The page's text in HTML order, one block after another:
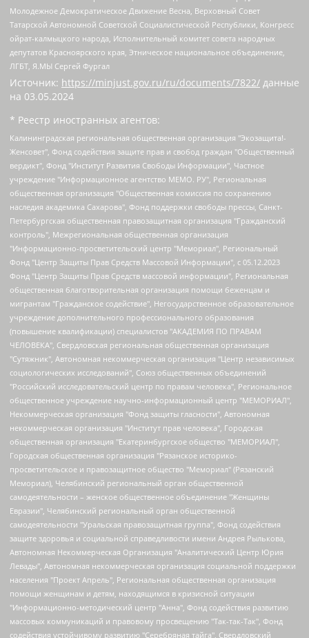
Молодежное Демократическое Движение Весна, Верховный Совет
Татарской Автономной Советской Социалистической Республики, Конгресс
ойрат-калмыцкого народа, Исполнительный комитет совета народных
депутатов Красноярского края, Этническое национальное объединение,
ЛГБТ, Я.МЫ Сергей Фургал
Источник: https://minjust.gov.ru/ru/documents/7822/ данные
на 03.05.2024
* Реестр иностранных агентов:
Калининградская региональная общественная организация "Экозащита!-Женсовет", Фонд содействия защите прав и свобод граждан "Общественный вердикт", Фонд "Институт Развития Свободы Информации", Частное учреждение "Информационное агентство МЕМО. РУ", Региональная общественная организация "Общественная комиссия по сохранению наследия академика Сахарова", Фонд поддержки свободы прессы, Санкт-Петербургская общественная правозащитная организация "Гражданский контроль", Межрегиональная общественная организация "Информационно-просветительский центр "Мемориал", Региональный Фонд "Центр Защиты Прав Средств Массовой Информации", с 05.12.2023 Фонд "Центр Защиты Прав Средств массовой информации", Региональная общественная благотворительная организация помощи беженцам и мигрантам "Гражданское содействие", Негосударственное образовательное учреждение дополнительного профессионального образования (повышение квалификации) специалистов "АКАДЕМИЯ ПО ПРАВАМ ЧЕЛОВЕКА", Свердловская региональная общественная организация "Сутяжник", Автономная некоммерческая организация "Центр независимых социологических исследований", Союз общественных объединений "Российский исследовательский центр по правам человека", Региональное общественное учреждение научно-информационный центр "МЕМОРИАЛ", Некоммерческая организация "Фонд защиты гласности", Автономная некоммерческая организация "Институт прав человека", Городская общественная организация "Екатеринбургское общество "МЕМОРИАЛ", Городская общественная организация "Рязанское историко-просветительское и правозащитное общество "Мемориал" (Рязанский Мемориал), Челябинский региональный орган общественной самодеятельности – женское общественное объединение "Женщины Евразии", Челябинский региональный орган общественной самодеятельности "Уральская правозащитная группа", Фонд содействия защите здоровья и социальной справедливости имени Андрея Рылькова, Автономная Некоммерческая Организация "Аналитический Центр Юрия Левады", Автономная некоммерческая организация социальной поддержки населения "Проект Апрель", Региональная общественная организация помощи женщинам и детям, находящимся в кризисной ситуации "Информационно-методический центр "Анна", Фонд содействия развитию массовых коммуникаций и правовому просвещению "Так-так-Так", Фонд содействия устойчивому развитию "Серебряная тайга", Свердловский региональный общественный фонд социальных проектов "Новое время", "Idel.Реалии", Кавказ.Реалии, Крым.Реалии, Телеканал Настоящее Время, Татаро-башкирская служба Радио Свобода (Azatliq Radiosi), Радио Свободная Европа/Радио Свобода (PCE/PC), "Сибирь.Реалии", "Фактограф", Благотворительный фонд помощи осужденным и их семьям, Автономная некоммерческая организация "Институт глобализации и социальных движений", Фонд "В защиту прав заключенных", Частное учреждение "Центр поддержки и содействия развитию средств массовой информации", Пензенский региональный общественный благотворительный фонд "Гражданский союз", "Север.Реалии", Некоммерческая организация Фонд "Правовая инициатива", Общество с ограниченной ответственностью "Радио Свободная Европа/Радио Свобода", Чешское информационное агентство "MEDIUM-ORIENT", Красноярская региональная общественная организация "Мы против СПИДа", Камалягин Денис Николаевич, Маркелов Сергей Евгеньевич, Пономарев Лев Александрович, Савицкая Людмила Алексеевна, Автономная некоммерческая организация "Центр по работе с проблемой насилия "НАСИЛИЮ.НЕТ", Межрегиональный профессиональный союз работников здравоохранения "Альянс врачей", Юридическое лицо, зарегистрированное в Латвийской Республике, SIA "Medusa Project" (регистрационный номер 40103797863, дата регистрации 10.06.2014), Некоммерческая организация "Фонд по борьбе с коррупцией", Автономная некоммерческая организация "Институт права и публичной политики", Баданин Роман Сергеевич, Гликин Максим Александрович, Железнова Мария Михайловна, Лукьянова Юлия Сергеевна, Маетная Елизавета Витальевна, Маняхин Петр Борисович, Чуракова Ольга Владимировна, Ярош Юлия Петровна, Юридическое лицо "The Insider SIA", зарегистрированное в Риге, Латвийская Республика (дата регистрации 26.06.2015), являющееся администратором доменного имени интернет-издания "The Insider SIA", https://theins.ru, Постернак Алексей Евгеньевич, Рубин Михаил Аркадьевич, Анин Роман Александрович, Юридическое лицо Istories fonds, зарегистрированное в Латвийской Республике (регистрационный номер 50008295751, дата регистрации 24.02.2020), Великовский Дмитрий Александрович, Долинина Ирина Николаевна, Мароховская Алеся Алексеевна, Шлейнов Роман Юрьевич, Шмагун Олеся Валентиновна, Общество с ограниченной ответственностью "Альтаир 2021", Общество с ограниченной ответственностью "Вега 2021", Общество с ограниченной ответственностью "Главный редактор 2021", Общество с ограниченной ответственностью "Ромашки монолит", Важенков Артем Валерьевич, Ивановская областная общественная организация "Центр гендерных исследований", Гурман Юрий Альбертович, Медиапроект "ОВД-Инфо", Егоров Владимир Владимирович, Жилинский Владимир Александрович, Общество с ограниченной ответственностью "ЗП", Иванова София Юрьевна, Карезина Инна Павловна, Кильтау Екатерина Викторовна, Петров Алексей Викторович, Пискунов Сергей Евгеньевич, Смирнов Сергей Сергеевич, Тихонов Михаил Сергеевич, Общество с ограниченной ответственностью "ЖУРНАЛИСТ-ИНОСТРАННЫЙ АГЕНТ", Арапова Галина Юрьевна, Вольтская Татьяна Анатольевна, Американская компания "Mason G.E.S. Anonymous Foundation" (США), являющаяся владельцем интернет-издания https://mnews.world/, Компания "Stichting Bellingcat", зарегистрированная в Нидерландах (дата регистрации 11.07.2018), Захаров Андрей Вячеславович, Клепиковская Екатерина Дмитриевна, Общество с ограниченной ответственностью "МЕМО", Перл Роман Александрович, Симонов Евгений Алексеевич, Соловьева Елена Анатольевна, Сотников Даниил Владимирович, Сурначева Елизавета Дмитриевна, Автономная некоммерческая организация по защите прав человека и информированию населения "Якутия – Наше Мнение", Общество с ограниченной ответственностью "Москоу диджитал медиа", с 26.01.2023 Общество с ограниченной ответственностью "Чайка Белые сады", Ветошкина Валерия Валерьевна, Заговора Максим Александрович, Межрегиональное общественное движение "Российская ЛГБТ - сеть", Оленичев Максим Владимирович, Павлов Иван Юрьевич, Скворцова Елена Сергеевна, Общество с ограниченной ответственностью "Как бы инагент", Кочетков Игорь Викторович, Общество с ограниченной ответственностью "Честные выборы", Еланчик Олег Александрович, Общество с ограниченной ответственностью "Нобелевский призыв", Гималова Регина Эмилевна, Григорьев Андрей Валерьевич, Григорьева Алина Александровна, Ассоциация по содействию защите прав призывников, альтернативнослужащих и военнослужащих "Правозащитная группа "Гражданин.Армия.Право", Хисамова Регина Фаритовна, Автономная некоммерческая организация по реализации социально-правовых программ "Лилит", Дальневосточное общественное движение "Маяк", Санкт-Петербургская ЛГБТ-инициативная группа "Выход", Инициативная группа ЛГБТ+ "Реверс", Алексеев Андрей Викторович, Бекбулатова Таисия Львовна, Беляев Иван Михайлович, Владыкина Елена Сергеевна, Гельман Марат Александрович, Никульшина Вероника Юрьевна, Толоконникова Надежда Андреевна, Шендерович Виктор Анатольевич, Общество с ограниченной ответственностью "Данное сообщение", Общество с ограниченной ответственностью Издательский дом "Новая глава", Айнбиндер Александра Александровна, Московский комьюнити-центр для ЛГБТ+инициатив, Благотворительный фонд развития филантропии, Deutsche Welle (Германия, Kurt-Schumacher-Strasse 3, 53113 Bonn), Борзунова Мария Михайловна, Воробьев Виктор Викторович, Голубева Анна Львовна, Константинова Алла Михайловна, Малкова Ирина Владимировна, Мурадов Мурад Абдулгалимович, Осетинская Елизавета Николаевна, Понасенков Евгений Николаевич, Ганапольский Матвей Юрьевич, Киселев Евгений Алексеевич, Борухович Ирина Григорьевна, Дремин Иван Тимофеевич, Дубровский Дмитрий Викторович, Красноярская региональная общественная организация поддержки и развития альтернативных образовательных технологий и межкультурных коммуникаций "ИНТЕРРА", Маяковская Екатерина Алексеевна, Фейгин Марк Захарович, Филимонов Андрей Викторович, Дзугкоева Регина Николаевна, Доброхотов Роман Александрович, Дудь Юрий Александрович, Елкин Сергей Владимирович, Кругликов Кирилл Игоревич, Сабунаева Мария Леонидовна, Семенов Алексей Владимирович, Шаинян Карен Багратович, Шульман Екатерина Михайловна, Асафьев Артур Валерьевич, Вахштайн Виктор Семенович, Венедиктов Алексей Алексеевич, Лушникова Екатерина Евгеньевна, Волков Леонид Михайлович, Невзоров Александр Глебович, Пархоменко Сергей Борисович, Сироткин Ярослав Николаевич, Кара-Мурза Владимир Владимирович, Баранова Наталья Владимировна, Гозман Леонид Яковлевич, Кагарлицкий Борис Юльевич, Климарев Михаил Валерьевич, Милов Владимир Станиславович, Автономная некоммерческая организация Краснодарский центр современного искусства "Типография", Моргенштерн Алишер Тагирович, Соболь Любовь Эдуардовна, Общество с ограниченной ответственностью "ЛИЗА НОРМ", Каспаров Гарри Кимович, Ходорковский Михаил Борисович, Общество с ограниченной ответственностью "Апрельские тезисы", Данилович Ирина Брониславовна, Кашин Олег Владимирович, Петров Николай Владимирович, Пивоваров Алексей Владимирович, Соколов Михаил Владимирович, Цветкова Юлия Владимировна, Чичваркин Евгений Александрович, Комитет против пыток/Команда против пыток, Общество с ограниченной ответственностью "Первый научный", Общество с ограниченной ответственностью "Вертолет и ко", Белоцерковская Вероника Борисовна, Кац Максим Евгеньевич, Лазарева Татьяна Юрьевна, Шаведдинов Руслан Табризович, Яшин Илья Валерьевич, Общество с ограниченной ответственностью "Иноагент ААВ", Алешковский Дмитрий Петрович, Альбац Евгения Марковна, Быков Дмитрий Львович, Галямина Юлия Евгеньевна, Лойко Сергей Леонидович, Мартынов Кирилл Константинович, Медведев Сергей Александрович, Крашенинников Федор Геннадиевич, Гордеева Катерина Вл